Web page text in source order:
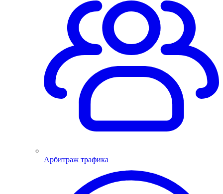
Арбитраж трафика